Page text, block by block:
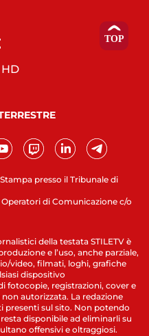
presso il Tribunale di
di Comunicazione c/o
della testata STILETV è
e l’uso, anche parziale,
video, filmati, loghi, grafiche
dispositivo
fotocopie, registrazioni, cover e
autorizzata. La redazione
presenti sul sito. Non potendo
disponibile ad eliminarli su
offensivi e oltraggiosi.